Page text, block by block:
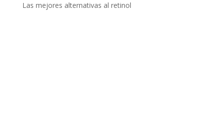
Las mejores alternativas al retinol